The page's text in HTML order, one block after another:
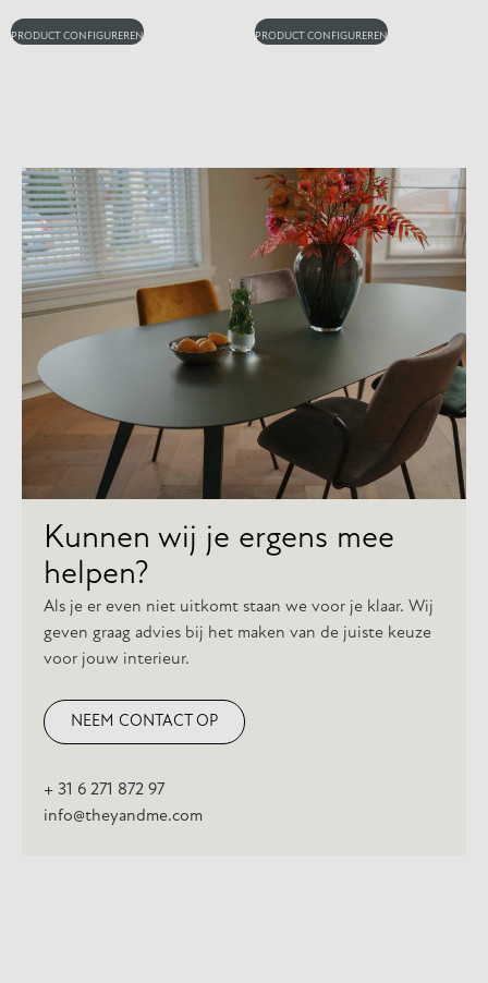
PRODUCT CONFIGUREREN PRODUCT CONFIGUREREN
Kunnen wij je ergens mee
helpen?
Kunnen wij je ergens mee
helpen?
Kunnen wij je ergens mee
helpen?
Als je er even niet uitkomt staan we voor je klaar. Wij
geven graag advies bij het maken van de juiste keuze
voor jouw interieur.
NEEM CONTACT OP
+ 31 6 271 872 97
info@theyandme.com